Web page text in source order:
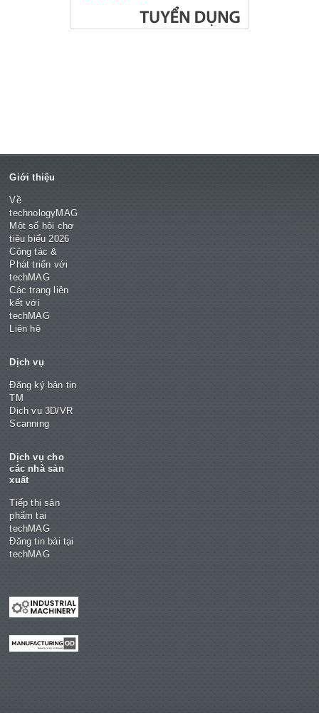
Giới thiệu
Về
technologyMAG
Một số hội chợ
tiêu biểu 2026
Cộng tác &
Phát triển với
techMAG
Các trang liên
kết với
techMAG
Liên hệ
Dịch vụ
Đăng ký bản tin
TM
Dịch vụ 3D/VR
Scanning
Dịch vụ cho
các nhà sản
xuất
Tiếp thị sản
phẩm tại
techMAG
Đăng tin bài tại
techMAG